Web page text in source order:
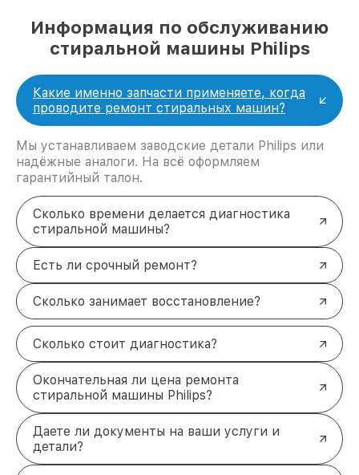
Информация по обслуживанию
стиральной машины Philips
Какие именно запчасти применяете, когда
проводите ремонт стиральных машин?
Мы устанавливаем заводские детали Philips или
надёжные аналоги. На всё оформляем
гарантийный талон.
Сколько времени делается диагностика
стиральной машины?
Есть ли срочный ремонт?
Сколько занимает восстановление?
Сколько стоит диагностика?
Окончательная ли цена ремонта
стиральной машины Philips?
Даете ли документы на ваши услуги и
детали?